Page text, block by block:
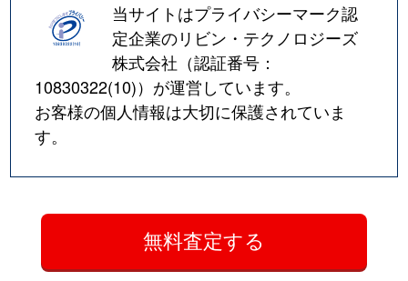
当サイトはプライバシーマーク認
定企業のリビン・テクノロジーズ
株式会社（認証番号：
10830322(10)）が運営しています。
お客様の個人情報は大切に保護されていま
す。